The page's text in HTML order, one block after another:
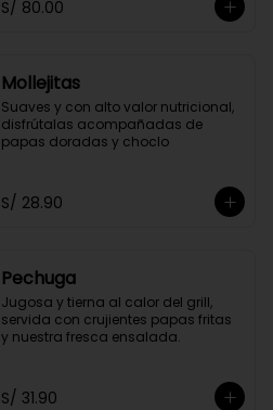
S/ 80.00
Mollejitas
Suaves y con alto valor nutricional,
disfrútalas acompañadas de
papas doradas y choclo
S/ 28.90
Pechuga
Jugosa y tierna al calor del grill,
servida con crujientes papas fritas
y nuestra fresca ensalada.
S/ 31.90